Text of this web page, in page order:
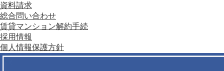
資料請求
総合問い合わせ
賃貸マンション解約手続
採用情報
個人情報保護方針